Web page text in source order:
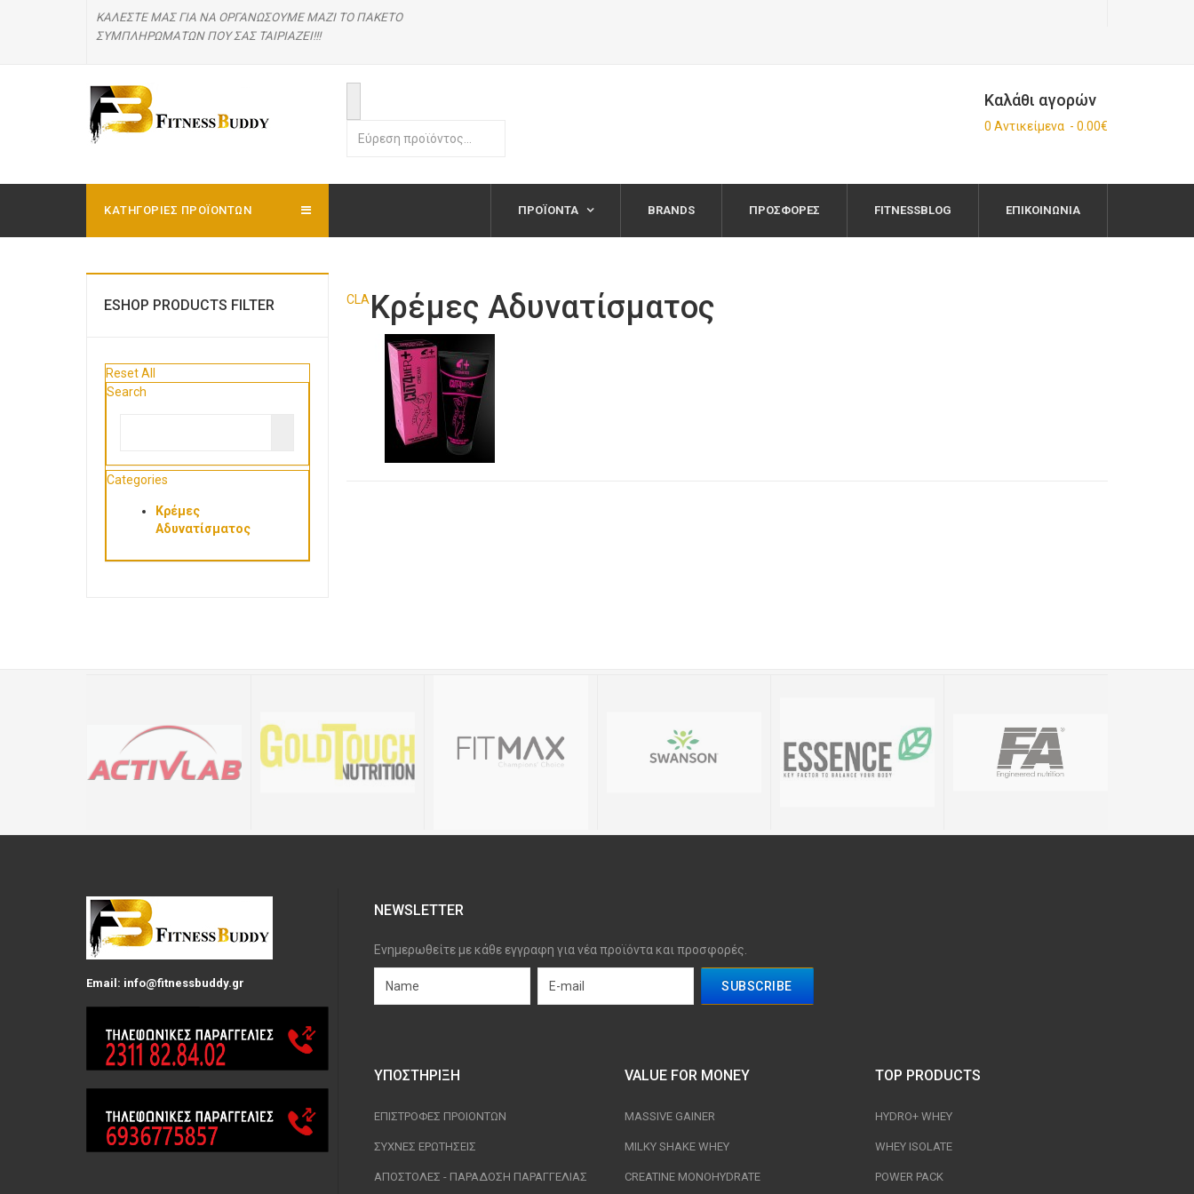
ΚΑΛΕΣΤΕ ΜΑΣΓΙΑ ΝΑ ΟΡΓΑΝΩΣΟΥΜΕ ΜΑΖΙ ΤΟ ΠΑΚΕΤΟ
ΣΥΜΠΛΗΡΩΜΑΤΩΝ ΠΟΥ ΣΑΣ ΤΑΙΡΙΑΖΕΙ!!!
Καλάθι αγορών
0 Αντικείμενα - 0.00€
ΚΑΤΗΓΟΡΊΕΣ ΠΡΟΪΟΝΤΩΝ ΠΡΟΪΌΝΤΑ BRANDS ΠΡΟΣΦΟΡΈΣ FITNESSBLOG ΕΠΙΚΟΙΝΩΝΊΑ
CLAΚρέμες Αδυνατίσματος
ESHOP PRODUCTS FILTER
Reset All
Search
Categories
Κρέμες
Αδυνατίσματος
Email: info@fitnessbuddy.gr
NEWSLETTER
Ενημερωθείτε με κάθε εγγραφη για νέα προϊόντα και προσφορές.
ΥΠΟΣΤΉΡΙΞΗ
ΕΠΙΣΤΡΟΦΈΣ ΠΡΟΙΟΝΤΩΝ
ΣΥΧΝΈΣ ΕΡΩΤΉΣΕΙΣ
ΑΠΟΣΤΟΛΈΣ - ΠΑΡΆΔΟΣΗ ΠΑΡΑΓΓΕΛΊΑΣ
VALUE FOR MONEY
MASSIVE GAINER
MILKY SHAKE WHEY
CREATINE MONOHYDRATE
TOP PRODUCTS
HYDRO+ WHEY
WHEY ISOLATE
POWER PACK